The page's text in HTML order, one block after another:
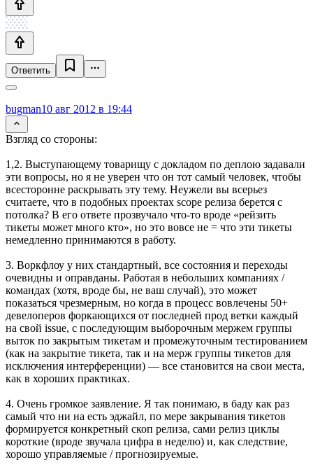
Ответить
bugman10 авг 2012 в 19:44
Взгляд со стороны:
1,2. Выступающему товарищу с докладом по деплою задавали
эти вопросы, но я не уверен что он тот самый человек, чтобы
всесторонне раскрывать эту тему. Неужели вы всерьез
считаете, что в подобных проектах scope релиза берется с
потолка? В его ответе прозвучало что-то вроде «рейзить
тикеты может много кто», но это вовсе не = что эти тикеты
немедленно принимаются в работу.
3. Воркфлоу у них стандартный, все состояния и переходы
очевидны и оправданы. Работая в небольших компаниях /
командах (хотя, вроде бы, не ваш случай), это может
показаться чрезмерным, но когда в процесс вовлечены 50+
девелоперов форкающихся от последней прод ветки каждый
на свой issue, с последующим выборочным мержем группы
выток по закрытым тикетам и промежуточным тестированием
(как на закрытие тикета, так и на мерж группы тикетов для
исключения интерференции) — все становится на свои места,
как в хороших практиках.
4. Очень громкое заявление. Я так понимаю, в баду как раз
самый что ни на есть эджайл, по мере закрывания тикетов
формируется конкретный скоп релиза, сами релиз циклы
короткие (вроде звучала цифра в неделю) и, как следствие,
хорошо управляемые / прогнозируемые.